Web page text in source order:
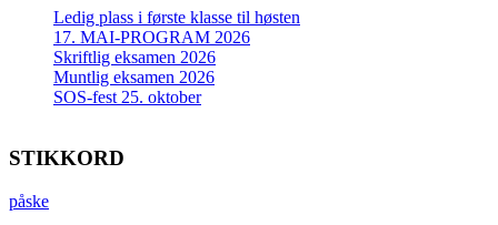
Ledig plass i første klasse til høsten
17. MAI-PROGRAM 2026
Skriftlig eksamen 2026
Muntlig eksamen 2026
SOS-fest 25. oktober
STIKKORD
påske